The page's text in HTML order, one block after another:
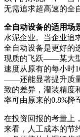
无需追求超高速的全
全自动设备的适用场
水泥企业。当企业追
全自动设备是更好的
现质的飞跃——某大
速度从原有的每小时
——还能显著提升质
致的差异，灌装精度
率可由原来的0.8%降
在投资回报的考量上
来看，人工成本的节